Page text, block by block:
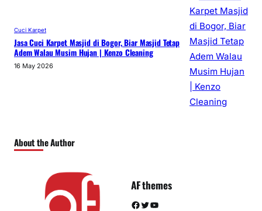
Cuci Karpet
Jasa Cuci Karpet Masjid di Bogor, Biar Masjid Tetap
Adem Walau Musim Hujan | Kenzo Cleaning
16 May 2026
About the Author
AF themes
Facebook Twitter YouTube